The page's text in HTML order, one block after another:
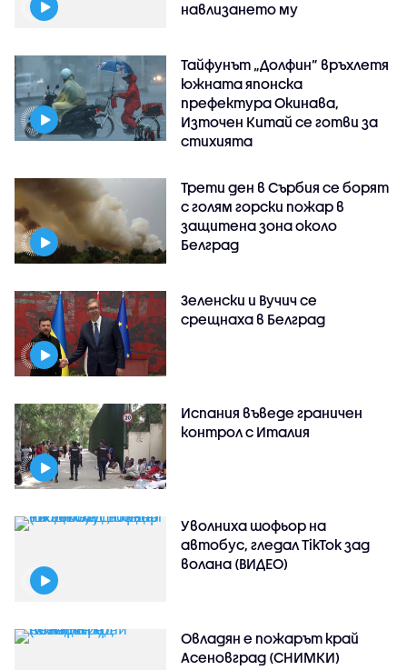
навлизането му
Тайфунът „Долфин” връхлетя
южната японска
префектура Окинава,
Източен Китай се готви за
стихията
Трети ден в Сърбия се борят
с голям горски пожар в
защитена зона около
Белград
Зеленски и Вучич се
срещнаха в Белград
Испания въведе граничен
контрол с Италия
Уволниха шофьор на
автобус, гледал TikTok зад
волана (ВИДЕО)
Овладян е пожарът край
Асеновград (СНИМКИ)